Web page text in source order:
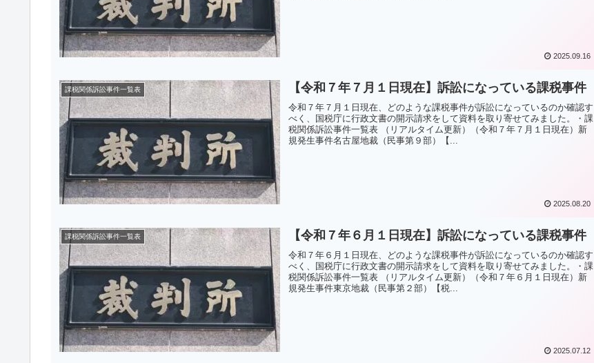
2025.09.16
課税関係訴訟事件一覧表 【令和７年７月１日現在】訴訟になっている課税事件
令和７年７月１日現在、どのような課税事件が訴訟になっているのか確認す
べく、国税庁に行政文書の開示請求をして資料を取り寄せてみました。・課
税関係訴訟事件一覧表 （リアルタイム更新）（令和７年７月１日現在）新
規発生事件名古屋地裁（民事第９部）【...
2025.08.20
課税関係訴訟事件一覧表 【令和７年６月１日現在】訴訟になっている課税事件
令和７年６月１日現在、どのような課税事件が訴訟になっているのか確認す
べく、国税庁に行政文書の開示請求をして資料を取り寄せてみました。・課
税関係訴訟事件一覧表 （リアルタイム更新）（令和７年６月１日現在）新
規発生事件東京地裁（民事第２部）【税...
2025.07.12